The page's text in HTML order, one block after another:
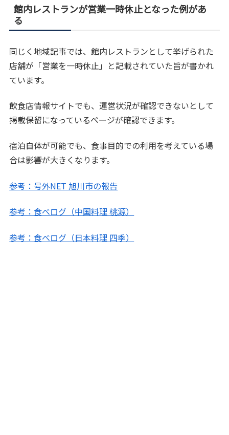
館内レストランが営業一時休止となった例があ
る
同じく地域記事では、館内レストランとして挙げられた
店舗が「営業を一時休止」と記載されていた旨が書かれ
ています。
飲食店情報サイトでも、運営状況が確認できないとして
掲載保留になっているページが確認できます。
宿泊自体が可能でも、食事目的での利用を考えている場
合は影響が大きくなります。
参考：号外NET 旭川市の報告
参考：食べログ（中国料理 桃源）
参考：食べログ（日本料理 四季）